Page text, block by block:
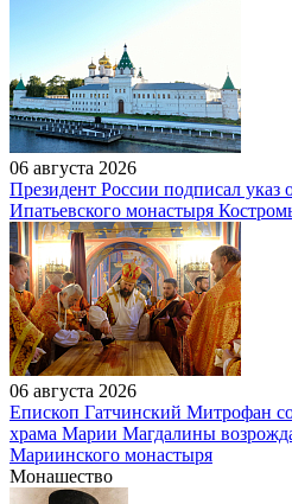
06 августа 2026
Президент России подписал указ
Ипатьевского монастыря
06 августа 2026
Епископ Гатчинский Митрофан
храма Марии Магдалины
Мариинского монастыря
Монашество